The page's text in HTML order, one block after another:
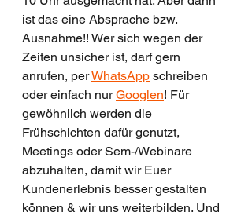
ist das eine Absprache bzw.
Ausnahme!! Wer sich wegen der
Zeiten unsicher ist, darf gern
anrufen, per WhatsApp schreiben
oder einfach nur Googlen! Für
gewöhnlich werden die
Frühschichten dafür genutzt,
Meetings oder Sem-/Webinare
abzuhalten, damit wir Euer
Kundenerlebnis besser gestalten
können & wir uns weiterbilden. Und